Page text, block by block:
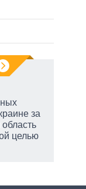
за
целью